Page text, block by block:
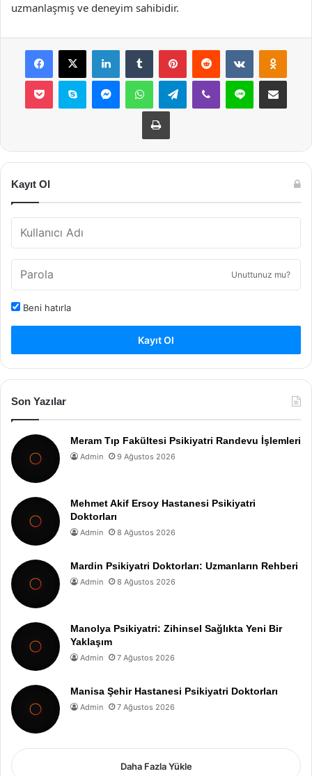
uzmanlaşmış ve deneyim sahibidir.
Facebook
X LinkedInTumblr PinterestReddit VKontakte
Pocket Skype MessengerWhatsAppTelegramViber Line E-Posta ile
Yazdır
Kayıt Ol
Unuttunuz mu?
Beni hatırla
Kayıt Ol
Son Yazılar
Meram Tıp Fakültesi Psikiyatri Randevu İşlemleri
Admin 9 Ağustos 2026
Mehmet Akif Ersoy Hastanesi Psikiyatri
Doktorları
Admin 8 Ağustos 2026
Mardin Psikiyatri Doktorları: Uzmanların Rehberi
Admin 8 Ağustos 2026
Manolya Psikiyatri: Zihinsel Sağlıkta Yeni Bir
Yaklaşım
Admin 7 Ağustos 2026
Manisa Şehir Hastanesi Psikiyatri Doktorları
Admin 7 Ağustos 2026
Daha Fazla Yükle